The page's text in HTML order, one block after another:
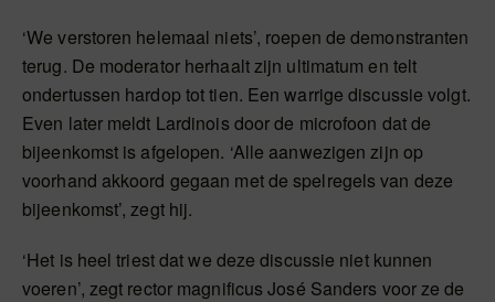
‘We verstoren helemaal niets’, roepen de demonstranten
terug. De moderator herhaalt zijn ultimatum en telt
ondertussen hardop tot tien. Een warrige discussie volgt.
Even later meldt Lardinois door de microfoon dat de
bijeenkomst is afgelopen. ‘Alle aanwezigen zijn op
voorhand akkoord gegaan met de spelregels van deze
bijeenkomst’, zegt hij.
‘Het is heel triest dat we deze discussie niet kunnen
voeren’, zegt rector magnificus José Sanders voor ze de